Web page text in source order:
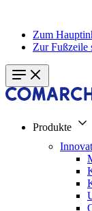
Zum
Zur Fußzeile
Produkte